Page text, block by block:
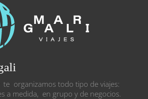
te organizamos todo tipo de viajes:
a medida, en grupo y de negocios.